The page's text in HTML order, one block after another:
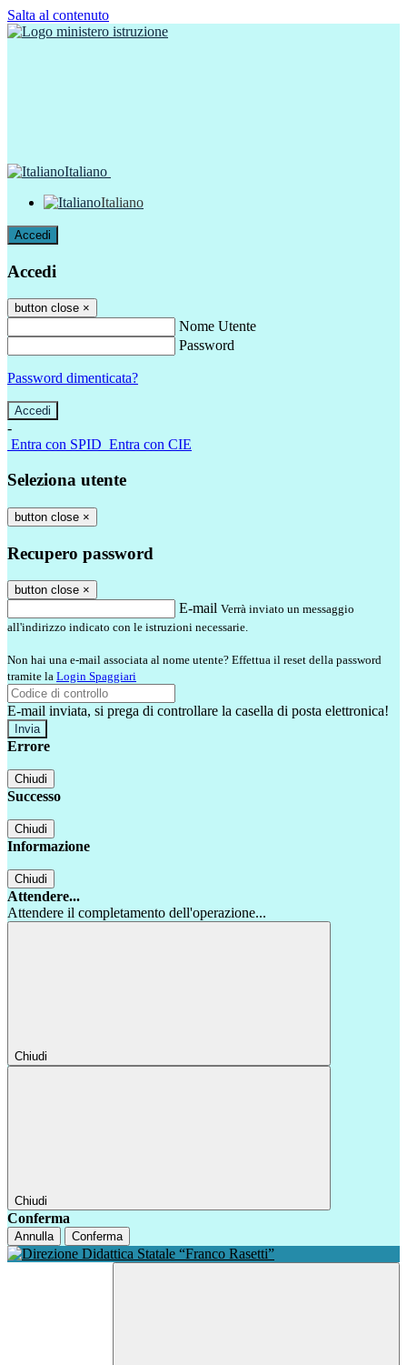
Salta al contenuto
Italiano
Italiano
Accedi
Accedi
button close ×
Nome Utente
Password
Password dimenticata?
-
Entra con SPID Entra con CIE
Seleziona utente
button close ×
Recupero password
button close ×
E-mail Verrà inviato un messaggio
all'indirizzo indicato con le istruzioni necessarie.
Non hai una e-mail associata al nome utente? Effettua il reset della password
tramite la Login Spaggiari
E-mail inviata, si prega di controllare la casella di posta elettronica!
Errore
Chiudi
Successo
Chiudi
Informazione
Chiudi
Attendere...
Attendere il completamento dell'operazione...
Chiudi
Chiudi
Conferma
Annulla Conferma